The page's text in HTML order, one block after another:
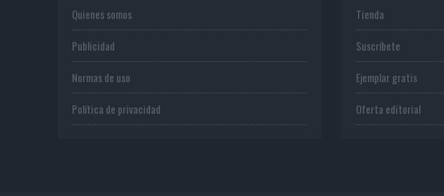
Quienes somos
Publicidad
Normas de uso
Política de privacidad
Tienda
Suscríbete
Ejemplar gratis
Oferta editorial